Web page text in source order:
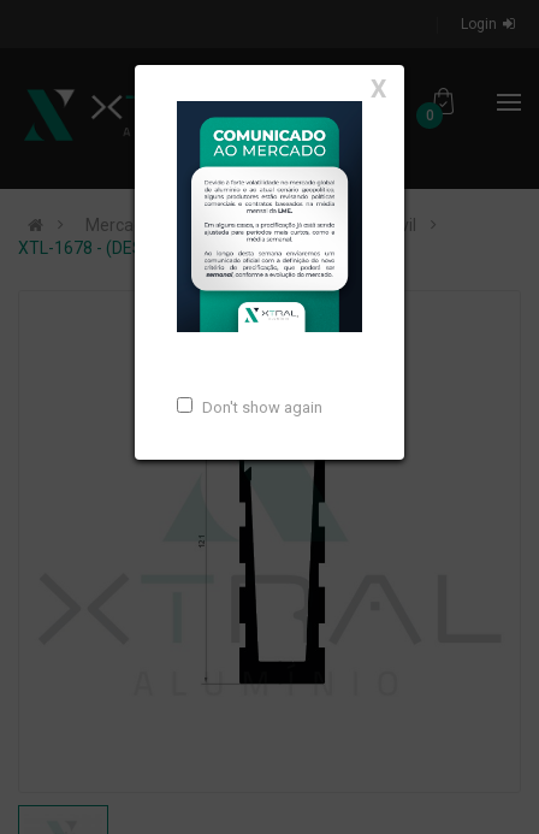
Login
0
X
Don't show again
Mercados de Atuação
Construção Civil
XTL-1678 - (DES-193) - PESO LINEAR: 4,883kg/m